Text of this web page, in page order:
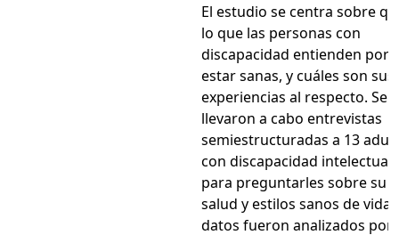
El estudio se centra sobre
lo que las personas con
discapacidad entienden por
estar sanas, y cuáles son sus
experiencias al respecto. Se
llevaron a cabo entrevistas
semiestructuradas a 13
con discapacidad intelectual
para preguntarles sobre su
salud y estilos sanos de vida.
datos fueron analizados por